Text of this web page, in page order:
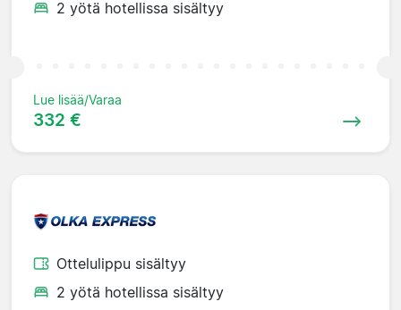
2 yötä hotellissa sisältyy
Lue lisää/Varaa
332 €
Ottelulippu sisältyy
2 yötä hotellissa sisältyy